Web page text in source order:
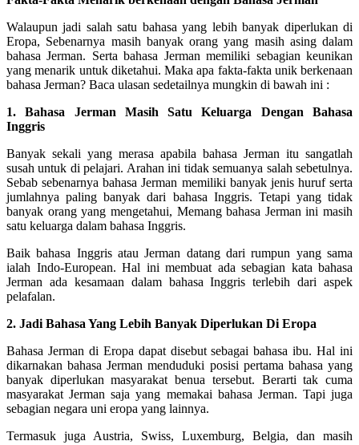
Walaupun jadi salah satu bahasa yang lebih banyak diperlukan di
Eropa, Sebenarnya masih banyak orang yang masih asing dalam
bahasa Jerman. Serta bahasa Jerman memiliki sebagian keunikan
yang menarik untuk diketahui. Maka apa fakta-fakta unik berkenaan
bahasa Jerman? Baca ulasan sedetailnya mungkin di bawah ini :
1. Bahasa Jerman Masih Satu Keluarga Dengan Bahasa
Inggris
Banyak sekali yang merasa apabila bahasa Jerman itu sangatlah
susah untuk di pelajari. Arahan ini tidak semuanya salah sebetulnya.
Sebab sebenarnya bahasa Jerman memiliki banyak jenis huruf serta
jumlahnya paling banyak dari bahasa Inggris. Tetapi yang tidak
banyak orang yang mengetahui, Memang bahasa Jerman ini masih
satu keluarga dalam bahasa Inggris.
Baik bahasa Inggris atau Jerman datang dari rumpun yang sama
ialah Indo-European. Hal ini membuat ada sebagian kata bahasa
Jerman ada kesamaan dalam bahasa Inggris terlebih dari aspek
pelafalan.
2. Jadi Bahasa Yang Lebih Banyak Diperlukan Di Eropa
Bahasa Jerman di Eropa dapat disebut sebagai bahasa ibu. Hal ini
dikarnakan bahasa Jerman menduduki posisi pertama bahasa yang
banyak diperlukan masyarakat benua tersebut. Berarti tak cuma
masyarakat Jerman saja yang memakai bahasa Jerman. Tapi juga
sebagian negara uni eropa yang lainnya.
Termasuk juga Austria, Swiss, Luxemburg, Belgia, dan masih